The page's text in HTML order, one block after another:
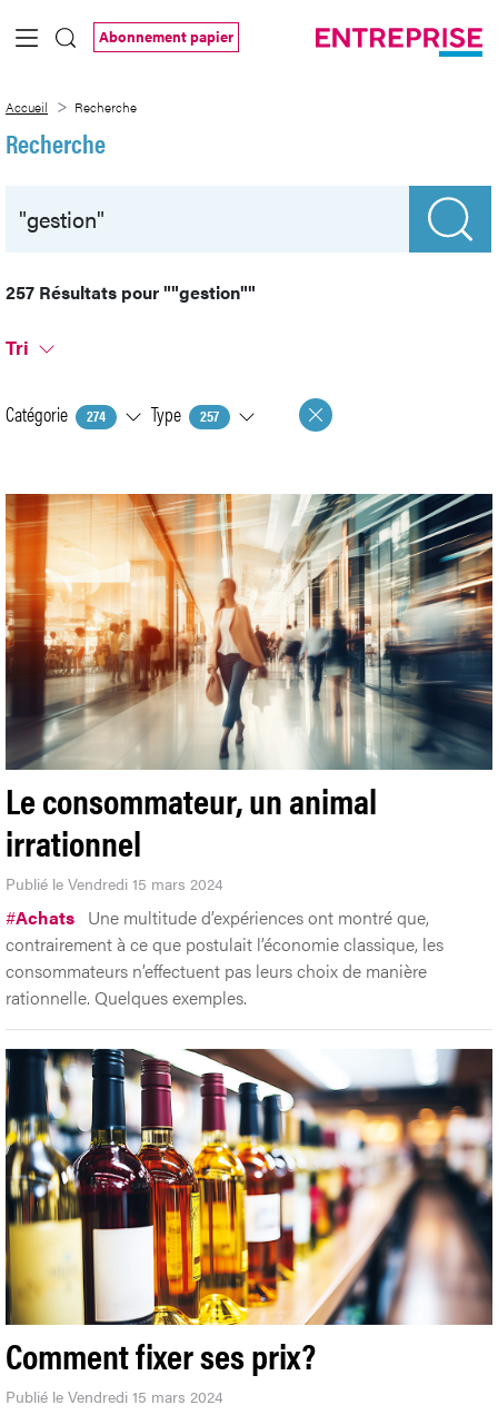
Saut au contenu principal
Abonnement papier
Accueil Recherche
Recherche
257 Résultats pour""gestion""
Tri
Catégorie 274 Type 257
Le consommateur, un animal
irrationnel
Publié le Vendredi 15 mars 2024
#Achats Une multitude d’expériences ont montré que,
contrairement à ce que postulait l’économie classique, les
consommateurs n’effectuent pas leurs choix de manière
rationnelle. Quelques exemples.
Comment fixer ses prix?
Publié le Vendredi 15 mars 2024